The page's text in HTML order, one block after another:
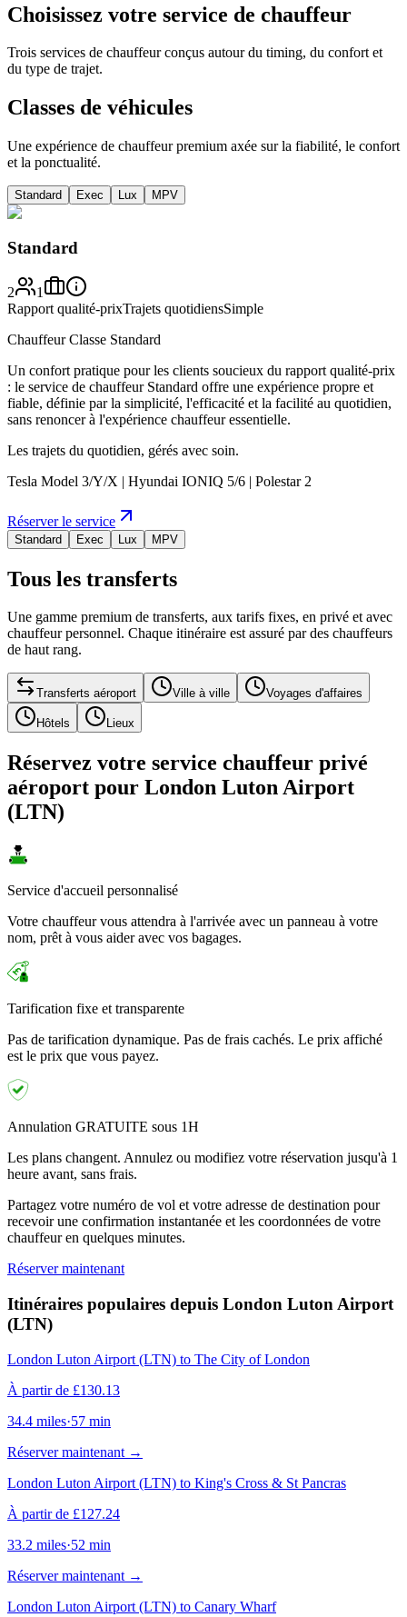
Choisissez votre service de chauffeur
Trois services de chauffeur conçus autour du timing, du confort et
du type de trajet.
Classes de véhicules
Une expérience de chauffeur premium axée sur la fiabilité, le confort
et la ponctualité.
Standard Exec Lux MPV
Standard
2
1
Rapport qualité-prixTrajets quotidiensSimple
Chauffeur Classe Standard
Un confort pratique pour les clients soucieux du rapport qualité-prix
: le service de chauffeur Standard offre une expérience propre et
fiable, définie par la simplicité, l'efficacité et la facilité au quotidien,
sans renoncer à l'expérience chauffeur essentielle.
Les trajets du quotidien, gérés avec soin.
Tesla Model 3/Y/X | Hyundai IONIQ 5/6 | Polestar 2
Réserver le service
Standard Exec Lux MPV
Tous les transferts
Une gamme premium de transferts, aux tarifs fixes, en privé et avec
chauffeur personnel. Chaque itinéraire est assuré par des chauffeurs
de haut rang.
Transferts aéroport Ville à ville Voyages d'affaires
Hôtels Lieux
Réservez votre service chauffeur privé
aéroport pour London Luton Airport
(LTN)
Service d'accueil personnalisé
Votre chauffeur vous attendra à l'arrivée avec un panneau à votre
nom, prêt à vous aider avec vos bagages.
Tarification fixe et transparente
Pas de tarification dynamique. Pas de frais cachés. Le prix affiché
est le prix que vous payez.
Annulation GRATUITE sous 1H
Les plans changent. Annulez ou modifiez votre réservation jusqu'à 1
heure avant, sans frais.
Partagez votre numéro de vol et votre adresse de destination pour
recevoir une confirmation instantanée et les coordonnées de votre
chauffeur en quelques minutes.
Réserver maintenant
Itinéraires populaires depuis London Luton Airport
(LTN)
London Luton Airport (LTN) to The City of London
À partir de £130.13
34.4 miles·57 min
Réserver maintenant →
London Luton Airport (LTN) to King's Cross & St Pancras
À partir de £127.24
33.2 miles·52 min
Réserver maintenant →
London Luton Airport (LTN) to Canary Wharf